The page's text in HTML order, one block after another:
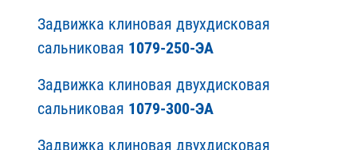
Задвижка клиновая двухдисковая
сальниковая 1079-250-ЭА
Задвижка клиновая двухдисковая
сальниковая 1079-300-ЭА
Задвижка клиновая двухдисковая